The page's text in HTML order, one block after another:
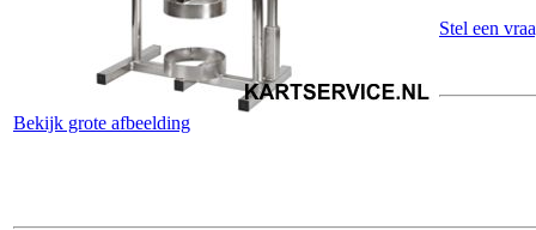
Bekijk grote afbeelding
Stel een